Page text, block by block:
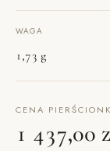
WAGA
1,73 g
CENA
1 437,00